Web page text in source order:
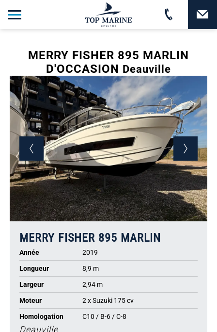
MERRY FISHER 895 MARLIN
D'OCCASION Deauville
MERRY FISHER 895 MARLIN
Année 2019
Longueur 8,9 m
Largeur 2,94 m
Moteur 2 x Suzuki 175 cv
Homologation C10 / B-6 / C-8
Deauville